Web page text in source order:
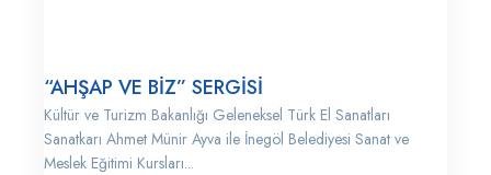
“AHŞAP VE BİZ” SERGİSİ
Kültür ve Turizm Bakanlığı Geleneksel Türk El Sanatları
Sanatkarı Ahmet Münir Ayva ile İnegöl Belediyesi Sanat ve
Meslek Eğitimi Kursları...